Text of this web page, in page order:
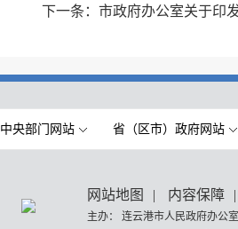
下一条： 市政府办公室关于印
中央部门网站 省（区市）政府网站
网站地图 | 内容保障 |
主办： 连云港市人民政府办